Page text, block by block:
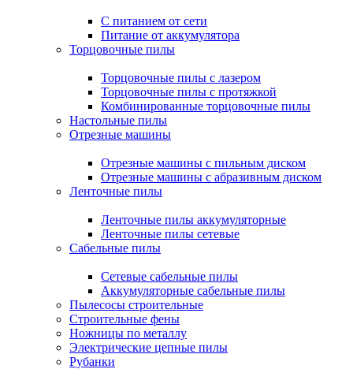
С питанием от сети
Питание от аккумулятора
Торцовочные пилы
Торцовочные пилы с лазером
Торцовочные пилы с протяжкой
Комбинированные торцовочные пилы
Настольные пилы
Отрезные машины
Отрезные машины с пильным диском
Отрезные машины с абразивным диском
Ленточные пилы
Ленточные пилы аккумуляторные
Ленточные пилы сетевые
Сабельные пилы
Сетевые сабельные пилы
Аккумуляторные сабельные пилы
Пылесосы строительные
Строительные фены
Ножницы по металлу
Электрические цепные пилы
Рубанки